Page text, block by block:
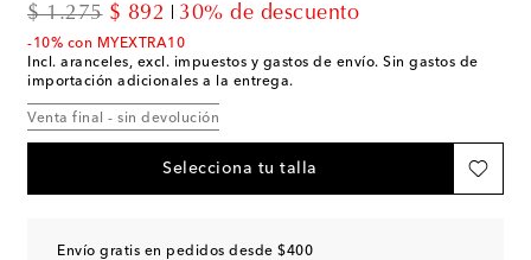
$ 1.275
original price
$ 892
discount price30% de descuento
-10% con MYEXTRA10
Incl. aranceles, excl. impuestos y gastos de envío. Sin gastos de
importación adicionales a la entrega.
Venta final - sin devolución
Selecciona tu talla
Envío gratis en pedidos desde $400